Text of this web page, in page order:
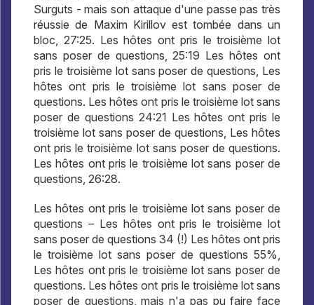
Surguts - mais son attaque d'une passe pas très
réussie de Maxim Kirillov est tombée dans un
bloc, 27:25. Les hôtes ont pris le troisième lot
sans poser de questions, 25:19 Les hôtes ont
pris le troisième lot sans poser de questions, Les
hôtes ont pris le troisième lot sans poser de
questions. Les hôtes ont pris le troisième lot sans
poser de questions 24:21 Les hôtes ont pris le
troisième lot sans poser de questions, Les hôtes
ont pris le troisième lot sans poser de questions.
Les hôtes ont pris le troisième lot sans poser de
questions, 26:28.
Les hôtes ont pris le troisième lot sans poser de
questions – Les hôtes ont pris le troisième lot
sans poser de questions 34 (!) Les hôtes ont pris
le troisième lot sans poser de questions 55%,
Les hôtes ont pris le troisième lot sans poser de
questions. Les hôtes ont pris le troisième lot sans
poser de questions, mais n'a pas pu faire face